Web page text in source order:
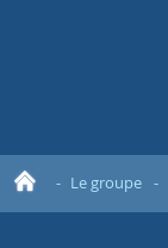
Acc
ueil
Le groupe